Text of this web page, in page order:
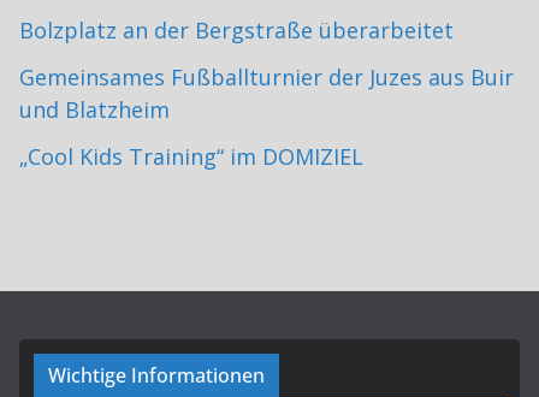
Bolzplatz an der Bergstraße überarbeitet
Gemeinsames Fußballturnier der Juzes aus Buir
und Blatzheim
„Cool Kids Training“ im DOMIZIEL
Wichtige Informationen